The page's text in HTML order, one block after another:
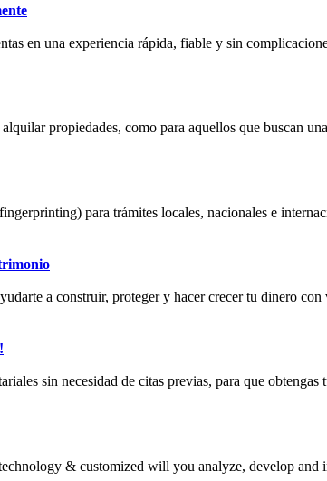
en una experiencia rápida, fiable y sin
propiedades, como para aquellos que buscan
para trámites locales, nacionales e
a construir, proteger y hacer crecer tu dinero
sin necesidad de citas previas, para que
& customized will you analyze, develop and